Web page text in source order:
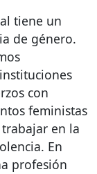
tiene un
de género.
con
feministas
en la
En
profesión